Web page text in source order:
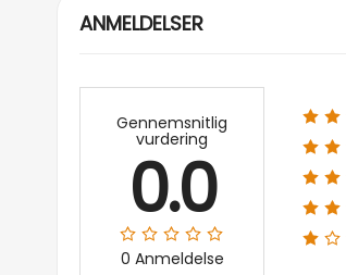
ANMELDELSER
Gennemsnitlig
vurdering
0.0
0 Anmeldelse